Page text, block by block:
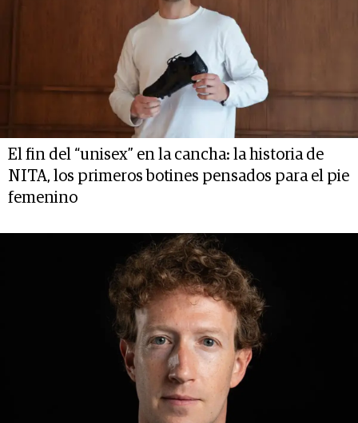
El fin del “unisex” en la cancha: la historia de
NITA, los primeros botines pensados para el pie
femenino